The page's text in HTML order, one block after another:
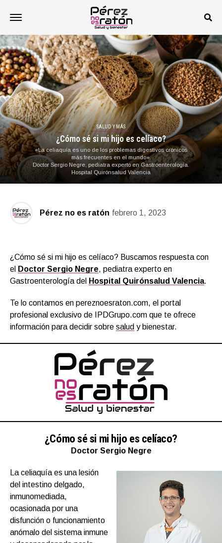
SALUD Y MÁS
¿Cómo sé si mi hijo es celíaco?
«La celiaquía es uno de los problemas digestivos crónicos
más frecuentes en el mundo».
Doctor Sergio Negre, pediatra experto en Gastroenterología.
Hospital Quirónsalud Valencia
Pérez no es ratón febrero 1, 2023
¿Cómo sé si mi hijo es celíaco? Buscamos respuesta con
el Doctor Sergio Negre, pediatra experto en
Gastroenterología del Hospital Quirónsalud Valencia.
Te lo contamos en pereznoesraton.com, el portal
profesional exclusivo de IPDGrupo.com que te ofrece
información para decidir sobre salud y bienestar.
¿Cómo sé si mi hijo es celíaco?
Doctor Sergio Negre
La celiaquía es una lesión
del intestino delgado,
inmunomediada,
ocasionada por una
disfunción o funcionamiento
anómalo del sistema inmune